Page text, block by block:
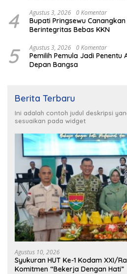
4 Agustus 3, 2026 0 Komentar
Bupati Pringsewu
Berintegritas Bebas KKN
5 Agustus 3, 2026 0 Komentar
Pemilih Pemula Jadi Penentu
Depan Bangsa
Berita Terbaru
Ini adalah contoh judul deskripsi
sesuaikan pada widget
Agustus 10, 2026
Syukuran HUT Ke-1 Kodam XXI/
Komitmen “Bekerja Dengan Hati”